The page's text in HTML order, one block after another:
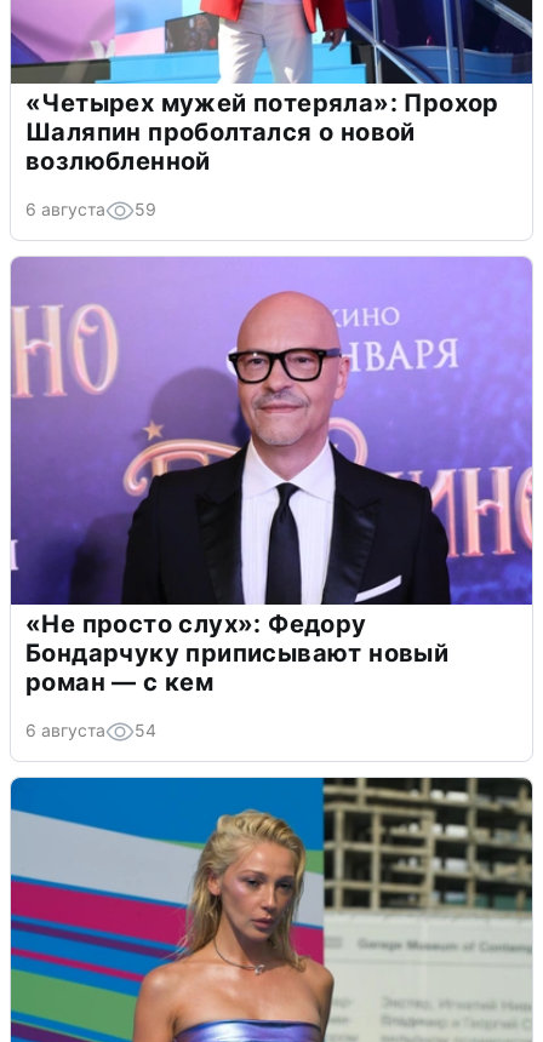
«Четырех мужей потеряла»: Прохор
Шаляпин проболтался о новой
возлюбленной
6 августа 59
«Не просто слух»: Федору
Бондарчуку приписывают новый
роман — с кем
6 августа 54